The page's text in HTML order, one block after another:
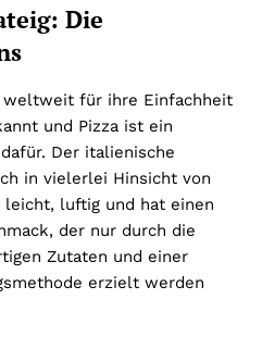
Die
für ihre Einfachheit
und Pizza ist ein
Der italienische
in vielerlei Hinsicht von
leicht, luftig und hat einen
der nur durch die
Zutaten und einer
erzielt werden